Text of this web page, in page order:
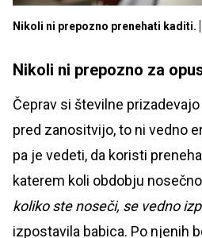
Nikoli ni prepozno prenehati kaditi.
Nikoli ni prepozno za
Čeprav si številne
pred zanositvijo, to ni vedno
pa je vedeti, da koristi
katerem koli obdobju
koliko ste noseči, se vedno
izpostavila babica. Po njenih